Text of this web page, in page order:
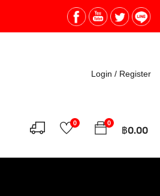
Login / Register
0
฿0.00
0